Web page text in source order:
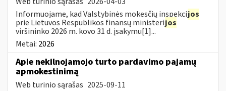
Informuojame, kad Valstybinės mokesčių inspekcijos
prie Lietuvos Respublikos finansų ministerijos
viršininko 2026 m. kovo 31 d. įsakymu[1]...
Metai: 2026
Apie nekilnojamojo turto pardavimo pajamų
apmokestinimą
Web turinio sąrašas 2025-09-11